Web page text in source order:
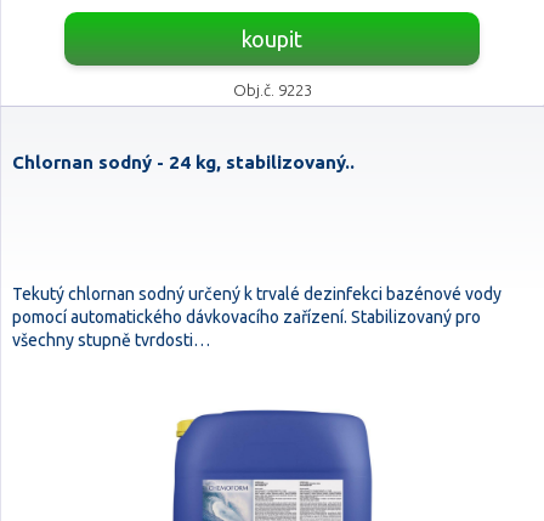
koupit
Obj.č. 9223
Chlornan sodný - 24 kg, stabilizovaný..
Tekutý chlornan sodný určený k trvalé dezinfekci bazénové vody
pomocí automatického dávkovacího zařízení. Stabilizovaný pro
všechny stupně tvrdosti…